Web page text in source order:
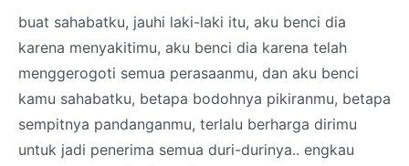
buat sahabatku, jauhi laki-laki itu, aku benci dia
karena menyakitimu, aku benci dia karena telah
menggerogoti semua perasaanmu, dan aku benci
kamu sahabatku, betapa bodohnya pikiranmu, betapa
sempitnya pandanganmu, terlalu berharga dirimu
untuk jadi penerima semua duri-durinya.. engkau